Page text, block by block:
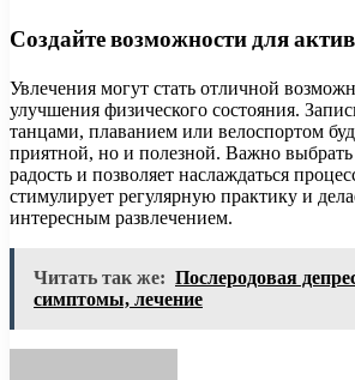
Создайте возможности для
Увлечения могут стать отличной
улучшения физического состояния.
танцами, плаванием или велоспортом
приятной, но и полезной. Важно
радость и позволяет наслаждаться
стимулирует регулярную практику и
интересным развлечением.
Читать так же: Послеродовая
симптомы, лечение